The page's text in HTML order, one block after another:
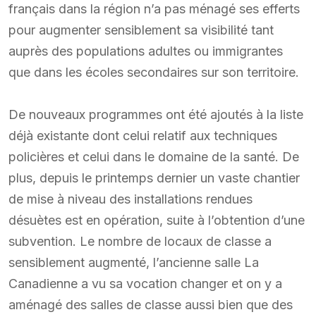
français dans la région n’a pas ménagé ses efferts
pour augmenter sensiblement sa visibilité tant
auprès des populations adultes ou immigrantes
que dans les écoles secondaires sur son territoire.
De nouveaux programmes ont été ajoutés à la liste
déjà existante dont celui relatif aux techniques
policières et celui dans le domaine de la santé. De
plus, depuis le printemps dernier un vaste chantier
de mise à niveau des installations rendues
désuètes est en opération, suite à l’obtention d’une
subvention. Le nombre de locaux de classe a
sensiblement augmenté, l’ancienne salle La
Canadienne a vu sa vocation changer et on y a
aménagé des salles de classe aussi bien que des